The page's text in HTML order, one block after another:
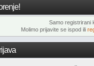
Samo registrirani
Molimo prijavite se ispod ili